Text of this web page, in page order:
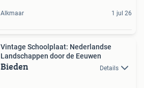
Alkmaar 1 jul 26
Vintage Schoolplaat: Nederlandse
Landschappen door de Eeuwen
Bieden Details